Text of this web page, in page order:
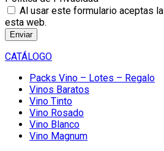
Al usar este formulario aceptas la
esta web.
Enviar
CATÁLOGO
Packs Vino – Lotes – Regalo
Vinos Baratos
Vino Tinto
Vino Rosado
Vino Blanco
Vino Magnum